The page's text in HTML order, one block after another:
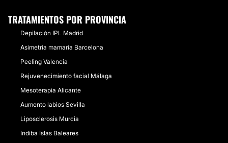
TRATAMIENTOS POR PROVINCIA
Depilación IPL Madrid
Asimetría mamaria Barcelona
Peeling Valencia
Rejuvenecimiento facial Málaga
Mesoterapia Alicante
Aumento labios Sevilla
Liposclerosis Murcia
Indiba Islas Baleares